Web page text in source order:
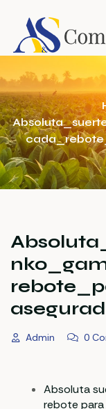
asegurad
Admin 0
Absoluta
rebote para